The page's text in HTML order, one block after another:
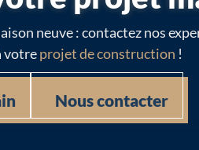
neuve : contactez nos
votreprojet de construction !
Nous contacter